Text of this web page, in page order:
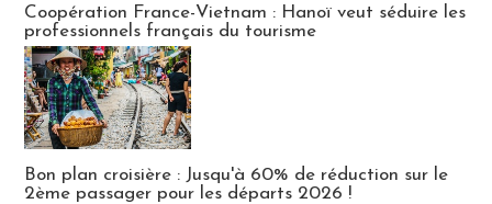
Coopération France-Vietnam : Hanoï veut séduire les
professionnels français du tourisme
Bon plan croisière : Jusqu'à 60% de réduction sur le
2ème passager pour les départs 2026 !